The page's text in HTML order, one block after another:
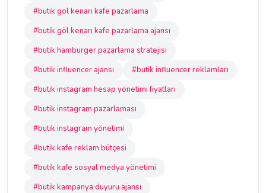
#butik göl kenarı kafe pazarlama
#butik göl kenarı kafe pazarlama ajansı
#butik hamburger pazarlama stratejisi
#butik influencer ajansı
#butik influencer reklamları
#butik instagram hesap yönetimi fiyatları
#butik instagram pazarlaması
#butik instagram yönetimi
#butik kafe reklam bütçesi
#butik kafe sosyal medya yönetimi
#butik kampanya duyuru ajansı